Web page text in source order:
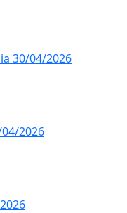
30/04/2026
2026